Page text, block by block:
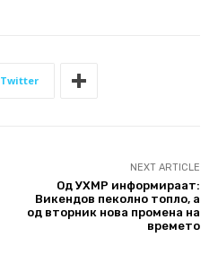
Twitter
NEXT ARTICLE
Од УХМР информираат:
Викендов пеколно топло, а
од вторник нова промена на
времето